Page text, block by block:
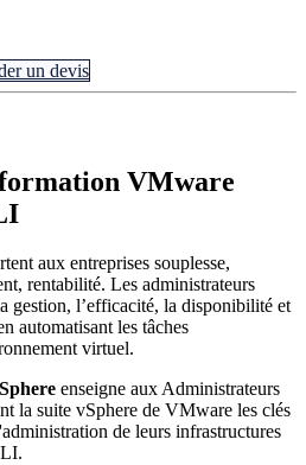
un devis
VMware
aux entreprises souplesse,
rentabilité. Les administrateurs
gestion, l’efficacité, la disponibilité et
automatisant les tâches
virtuel.
enseigne aux Administrateurs
la suite vSphere de VMware les clés
de leurs infrastructures